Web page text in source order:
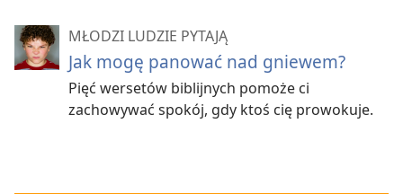
MŁODZI LUDZIE PYTAJĄ
Jak mogę panować nad gniewem?
Pięć wersetów biblijnych pomoże ci
zachowywać spokój, gdy ktoś cię prowokuje.